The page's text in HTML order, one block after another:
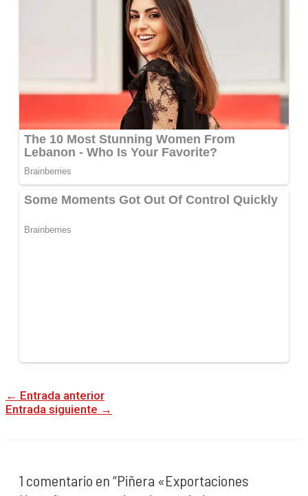
← Entrada anterior
Entrada siguiente →
1 comentario en “Piñera «Exportaciones